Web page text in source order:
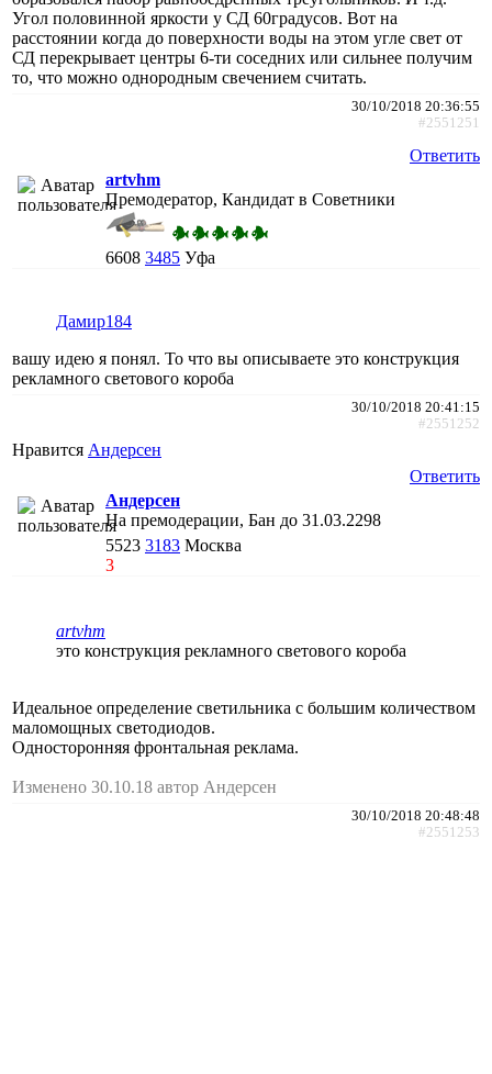
Угол половинной яркости у СД 60градусов. Вот на
расстоянии когда до поверхности воды на этом угле свет от
СД перекрывает центры 6-ти соседних или сильнее получим
то, что можно однородным свечением считать.
30/10/2018 20:36:55
#2551251
Ответить
artvhm
Премодератор, Кандидат в Советники
6608 3485 Уфа
Дамир184
вашу идею я понял. То что вы описываете это конструкция
рекламного светового короба
30/10/2018 20:41:15
#2551252
Нравится Андерсен
Ответить
Андерсен
На премодерации, Бан до 31.03.2298
5523 3183 Москва
3
artvhm
это конструкция рекламного светового короба
Идеальное определение светильника с большим количеством
маломощных светодиодов.
Односторонняя фронтальная реклама.
Изменено 30.10.18 автор Андерсен
30/10/2018 20:48:48
#2551253